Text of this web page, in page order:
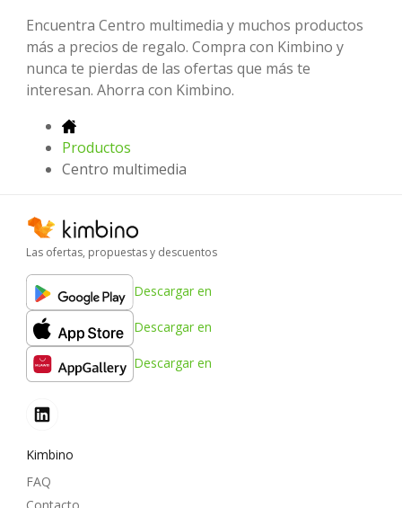
Encuentra Centro multimedia y muchos productos
más a precios de regalo. Compra con Kimbino y
nunca te pierdas de las ofertas que más te
interesan. Ahorra con Kimbino.
Productos
Centro multimedia
Las ofertas, propuestas y descuentos
Descargar en
Descargar en
Descargar en
Kimbino
FAQ